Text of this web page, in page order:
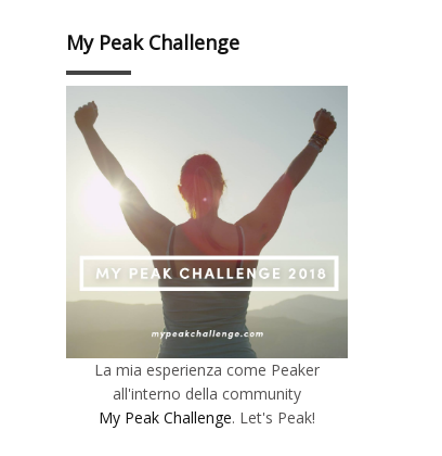
My Peak Challenge
La mia esperienza come Peaker
all'interno della community
My Peak Challenge. Let's Peak!